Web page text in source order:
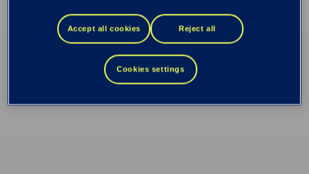
Control
Oppdag hvordan denne smarte løsningen forbedrer
fakturahåndtering! Den validerer og korrigerer fakturaer,
Accept all cookies Reject all
Cookies settings